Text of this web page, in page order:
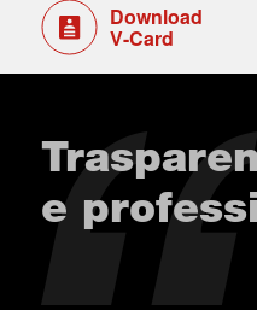
Download
V-Card
e